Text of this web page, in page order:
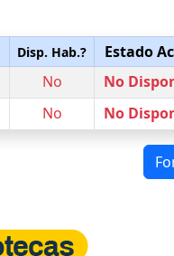
Disp. Hab.? Estado
No No
No No